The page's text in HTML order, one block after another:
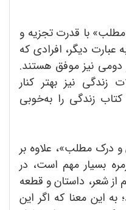
مطلب» با قدرت تجزیه و
عبارت دیگر، افرادی که
دومی نیز موفق هستند.
زندگی نیز بهتر کنار
زندگی را به‌خوبی
و درک مطلب»، علاوه بر
بسیار مهم است، در
از شعر، داستان و قطعه
این معنا که اگر این